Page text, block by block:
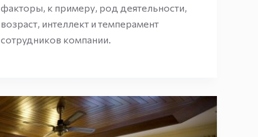
факторы, к примеру, род деятельности,
возраст, интеллект и темперамент
сотрудников компании.